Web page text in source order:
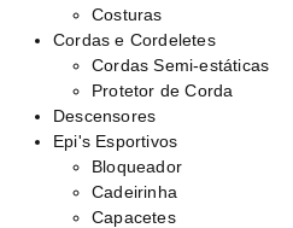
Costuras
Cordas e Cordeletes
Cordas Semi-estáticas
Protetor de Corda
Descensores
Epi's Esportivos
Bloqueador
Cadeirinha
Capacetes